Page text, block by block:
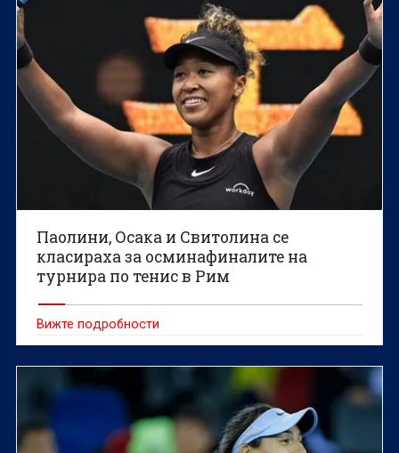
Паолини, Осака и Свитолина се
класираха за осминафиналите на
турнира по тенис в Рим
Вижте подробности